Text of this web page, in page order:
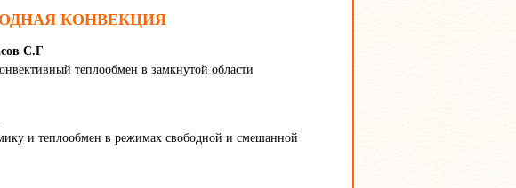
КОНВЕКЦИЯ
С.Г
теплообмен в замкнутой области
и теплообмен в режимах свободной и смешанной